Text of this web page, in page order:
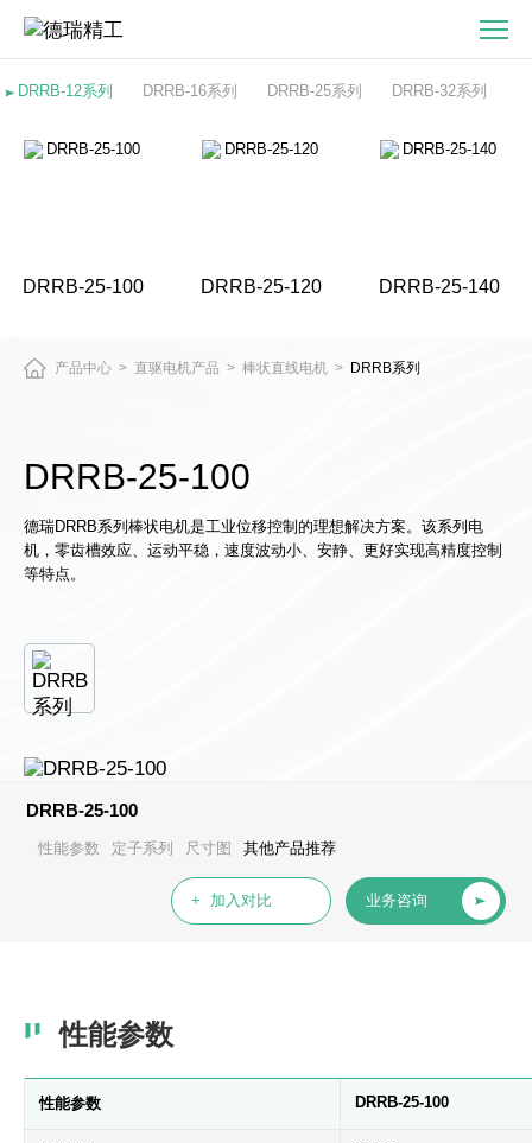
DRRB-
25-
100-
直DRRB-12系列 DRRB-16系列 DRRB-25系列 DRRB-32系列
DRRB-25-100 DRRB-25-120 DRRB-25-140
产品中心 > 直驱电机产品 > 棒状直线电机 > DRRB系列
DRRB-25-100
德瑞DRRB系列棒状电机是工业位移控制的理想解决方案。该系列电
机，零齿槽效应、运动平稳，速度波动小、安静、更好实现高精度控制
等特点。
DRRB-25-100
性能参数 定子系列 尺寸图 其他产品推荐
+ 加入对比 业务咨询
性能参数
性能参数 DRRB-25-100